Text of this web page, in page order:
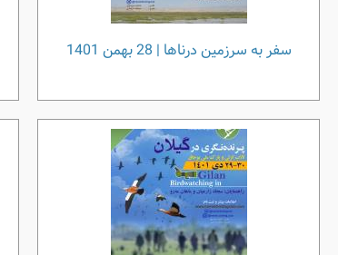
سفر به سرزمین درناها | 28 بهمن 1401